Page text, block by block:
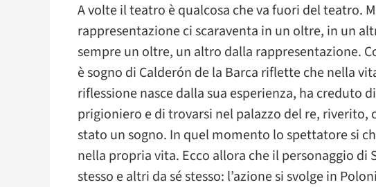
A volte il teatro è qualcosa che va fuori del teatro.
rappresentazione ci scaraventa in un oltre, in un
sempre un oltre, un altro dalla rappresentazione.
è sogno di Calderón de la Barca riflette che nella
riflessione nasce dalla sua esperienza, ha creduto
prigioniero e di trovarsi nel palazzo del re, riverito,
stato un sogno. In quel momento lo spettatore si
nella propria vita. Ecco allora che il personaggio
stesso e altri da sé stesso: l’azione si svolge in